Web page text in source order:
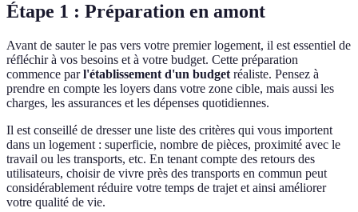
Étape 1 : Préparation en amont
Avant de sauter le pas vers votre premier logement, il est essentiel de
réfléchir à vos besoins et à votre budget. Cette préparation
commence parl'établissement d'un budget réaliste. Pensez à
prendre en compte les loyers dans votre zone cible, mais aussi les
charges, les assurances et les dépenses quotidiennes.
Il est conseillé de dresser une liste des critères qui vous importent
dans un logement : superficie, nombre de pièces, proximité avec le
travail ou les transports, etc. En tenant compte des retours des
utilisateurs, choisir de vivre près des transports en commun peut
considérablement réduire votre temps de trajet et ainsi améliorer
votre qualité de vie.